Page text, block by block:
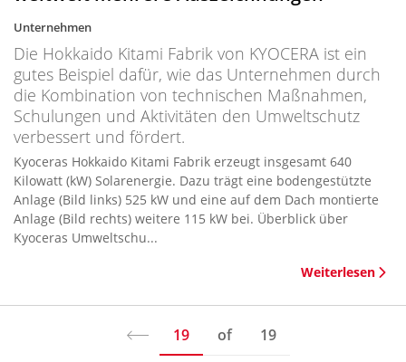
Unternehmen
Die Hokkaido Kitami Fabrik von KYOCERA ist ein
gutes Beispiel dafür, wie das Unternehmen durch
die Kombination von technischen Maßnahmen,
Schulungen und Aktivitäten den Umweltschutz
verbessert und fördert.
Kyoceras Hokkaido Kitami Fabrik erzeugt insgesamt 640
Kilowatt (kW) Solarenergie. Dazu trägt eine bodengestützte
Anlage (Bild links) 525 kW und eine auf dem Dach montierte
Anlage (Bild rechts) weitere 115 kW bei. Überblick über
Kyoceras Umweltschu...
Weiterlesen
19 of 19